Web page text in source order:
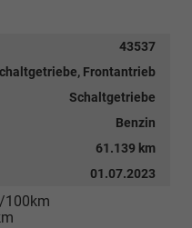
43537
Frontantrieb
Schaltgetriebe
Benzin
61.139 km
01.07.2023
100km